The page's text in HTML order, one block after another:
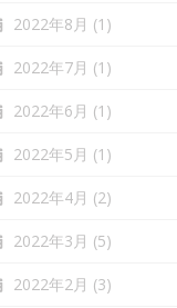
2022年8月 (1)
2022年7月 (1)
2022年6月 (1)
2022年5月 (1)
2022年4月 (2)
2022年3月 (5)
2022年2月 (3)